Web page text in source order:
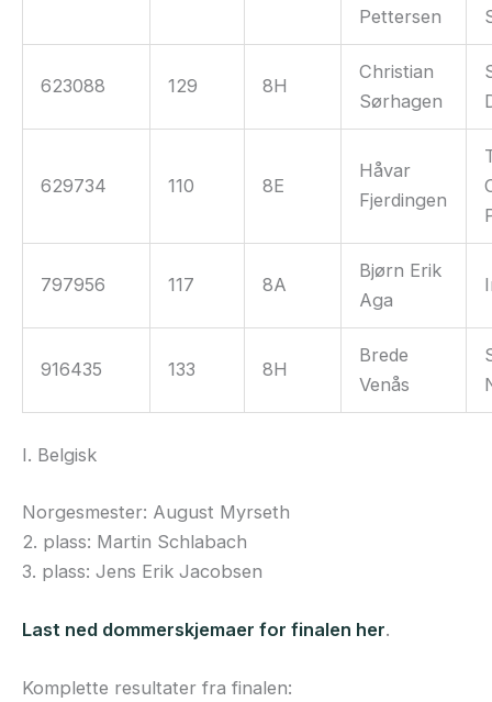
Pettersen
623088 129 8H
Christian
Sørhagen
629734 110 8E
Håvar
Fjerdingen
797956 117 8A
Bjørn Erik
Aga
916435 133 8H
Brede
Venås
I. Belgisk
Norgesmester: August Myrseth
2. plass: Martin Schlabach
3. plass: Jens Erik Jacobsen
Last ned dommerskjemaer for finalen her.
Komplette resultater fra finalen: